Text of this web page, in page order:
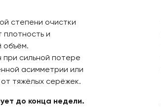
степени очистки
плотность и
объём.
при сильной потере
асимметрии или
тяжёлых серёжек.
до конца недели.